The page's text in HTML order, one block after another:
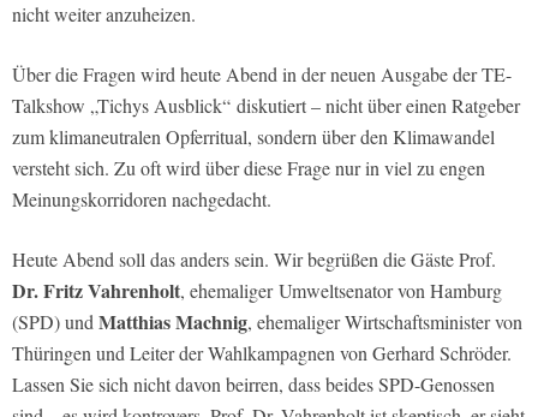
nicht weiter anzuheizen.
Über die Fragen wird heute Abend in der neuen Ausgabe der TE-
Talkshow „Tichys Ausblick“ diskutiert – nicht über einen Ratgeber
zum klimaneutralen Opferritual, sondern über den Klimawandel
versteht sich. Zu oft wird über diese Frage nur in viel zu engen
Meinungskorridoren nachgedacht.
Heute Abend soll das anders sein. Wir begrüßen die Gäste Prof.
Dr. Fritz Vahrenholt, ehemaliger Umweltsenator von Hamburg
(SPD) und Matthias Machnig, ehemaliger Wirtschaftsminister von
Thüringen und Leiter der Wahlkampagnen von Gerhard Schröder.
Lassen Sie sich nicht davon beirren, dass beides SPD-Genossen